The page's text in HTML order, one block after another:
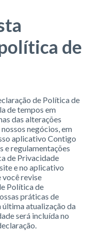
de
de Política de
de tempos em
das alterações
negócios, em
aplicativo Contigo
e regulamentações
de Privacidade
e no aplicativo
você revise
Política de
práticas de
atualização da
será incluída no